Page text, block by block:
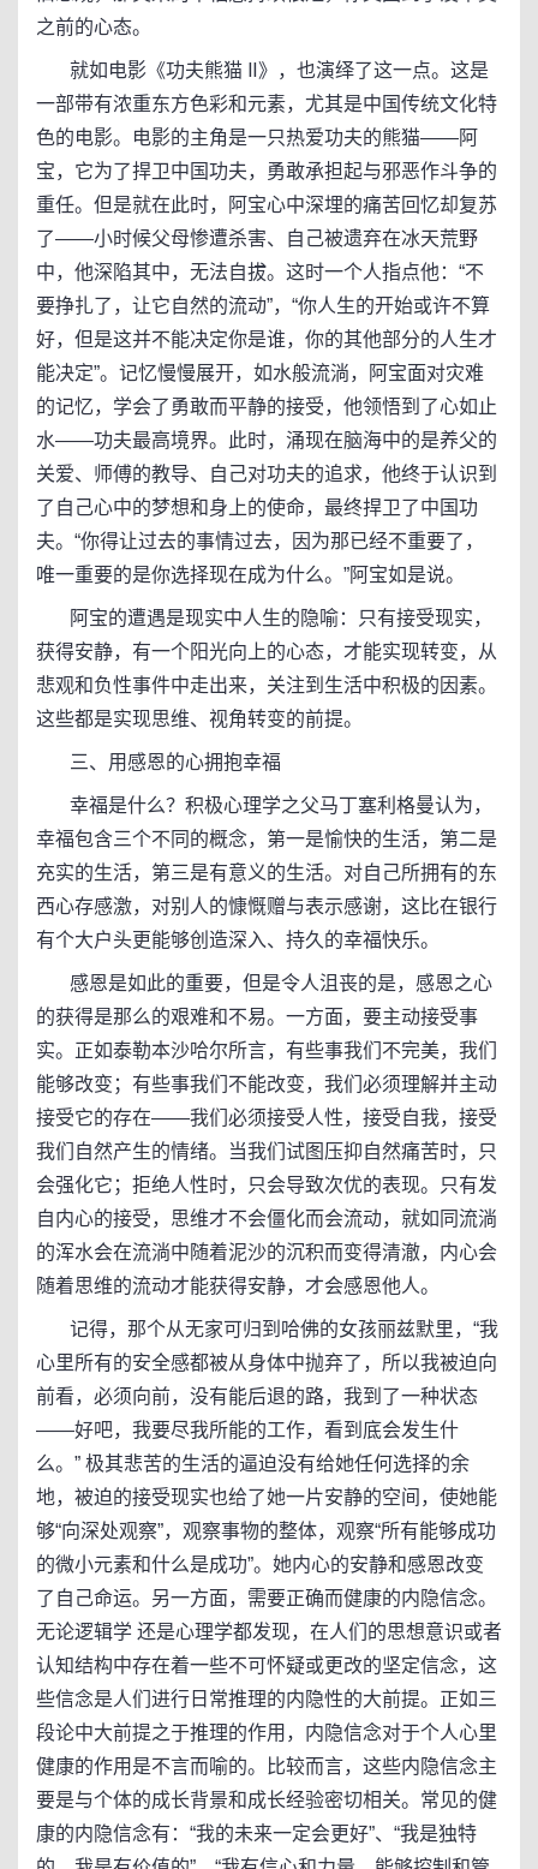
之前的心态。
就如电影《功夫熊猫 Ⅱ》，也演绎了这一点。这是
一部带有浓重东方色彩和元素，尤其是中国传统文化特
色的电影。电影的主角是一只热爱功夫的熊猫——阿
宝，它为了捍卫中国功夫，勇敢承担起与邪恶作斗争的
重任。但是就在此时，阿宝心中深埋的痛苦回忆却复苏
了——小时候父母惨遭杀害、自己被遗弃在冰天荒野
中，他深陷其中，无法自拔。这时一个人指点他：“不
要挣扎了，让它自然的流动”，“你人生的开始或许不算
好，但是这并不能决定你是谁，你的其他部分的人生才
能决定”。记忆慢慢展开，如水般流淌，阿宝面对灾难
的记忆，学会了勇敢而平静的接受，他领悟到了心如止
水——功夫最高境界。此时，涌现在脑海中的是养父的
关爱、师傅的教导、自己对功夫的追求，他终于认识到
了自己心中的梦想和身上的使命，最终捍卫了中国功
夫。“你得让过去的事情过去，因为那已经不重要了，
唯一重要的是你选择现在成为什么。”阿宝如是说。
阿宝的遭遇是现实中人生的隐喻：只有接受现实，
获得安静，有一个阳光向上的心态，才能实现转变，从
悲观和负性事件中走出来，关注到生活中积极的因素。
这些都是实现思维、视角转变的前提。
三、用感恩的心拥抱幸福
幸福是什么？积极心理学之父马丁塞利格曼认为，
幸福包含三个不同的概念，第一是愉快的生活，第二是
充实的生活，第三是有意义的生活。对自己所拥有的东
西心存感激，对别人的慷慨赠与表示感谢，这比在银行
有个大户头更能够创造深入、持久的幸福快乐。
感恩是如此的重要，但是令人沮丧的是，感恩之心
的获得是那么的艰难和不易。一方面，要主动接受事
实。正如泰勒本沙哈尔所言，有些事我们不完美，我们
能够改变；有些事我们不能改变，我们必须理解并主动
接受它的存在——我们必须接受人性，接受自我，接受
我们自然产生的情绪。当我们试图压抑自然痛苦时，只
会强化它；拒绝人性时，只会导致次优的表现。只有发
自内心的接受，思维才不会僵化而会流动，就如同流淌
的浑水会在流淌中随着泥沙的沉积而变得清澈，内心会
随着思维的流动才能获得安静，才会感恩他人。
记得，那个从无家可归到哈佛的女孩丽兹默里，“我
心里所有的安全感都被从身体中抛弃了，所以我被迫向
前看，必须向前，没有能后退的路，我到了一种状态
——好吧，我要尽我所能的工作，看到底会发生什
么。” 极其悲苦的生活的逼迫没有给她任何选择的余
地，被迫的接受现实也给了她一片安静的空间，使她能
够“向深处观察”，观察事物的整体，观察“所有能够成功
的微小元素和什么是成功”。她内心的安静和感恩改变
了自己命运。另一方面，需要正确而健康的内隐信念。
无论逻辑学 还是心理学都发现，在人们的思想意识或者
认知结构中存在着一些不可怀疑或更改的坚定信念，这
些信念是人们进行日常推理的内隐性的大前提。正如三
段论中大前提之于推理的作用，内隐信念对于个人心里
健康的作用是不言而喻的。比较而言，这些内隐信念主
要是与个体的成长背景和成长经验密切相关。常见的健
康的内隐信念有：“我的未来一定会更好”、“我是独特